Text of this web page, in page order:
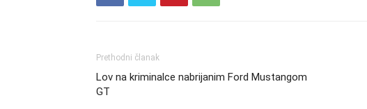
Prethodni članak
Lov na kriminalce nabrijanim Ford Mustangom
GT